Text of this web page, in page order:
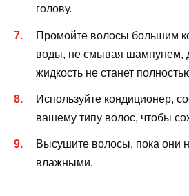
голову.
Промойте волосы большим
воды, не смывая шампунем,
жидкость не станет
Используйте кондиционер,
вашему типу волос, чтобы
Высушите волосы, пока они
влажными.